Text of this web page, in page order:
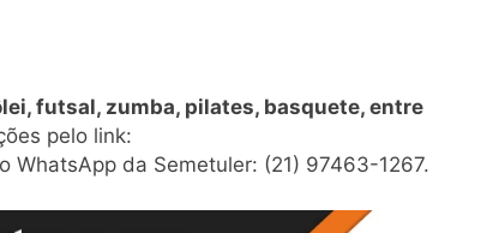
futsal, zumba, pilates, basquete, entre
pelo link:
WhatsApp da Semetuler: (21) 97463-1267.